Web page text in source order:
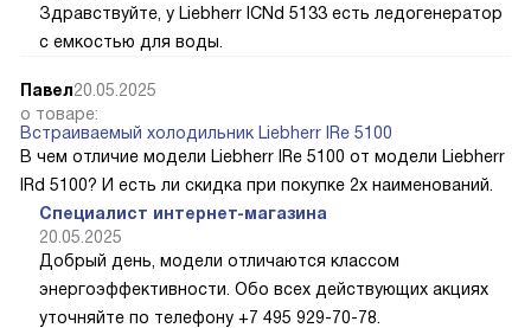
Здравствуйте, у Liebherr ICNd 5133 есть ледогенератор
с емкостью для воды.
Павел20.05.2025
о товаре:
Встраиваемый холодильник Liebherr IRe 5100
В чем отличие модели Liebherr IRe 5100 от модели Liebherr
IRd 5100? И есть ли скидка при покупке 2х наименований.
Специалист интернет-магазина
20.05.2025
Добрый день, модели отличаются классом
энергоэффективности. Обо всех действующих акциях
уточняйте по телефону +7 495 929-70-78.